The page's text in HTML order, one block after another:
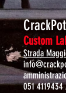
CrackPot
Custom
Strada
051 4119434